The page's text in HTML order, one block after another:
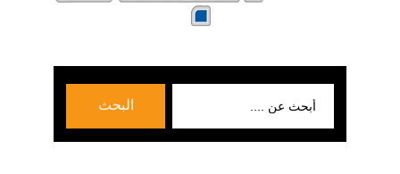
البحث